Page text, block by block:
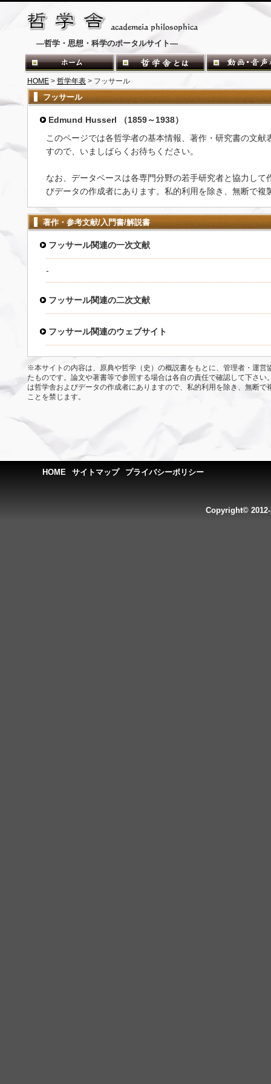
―哲学・思想・科学のポータルサイト―
HOME > 哲学年表 > フッサール
フッサール
Edmund Husserl （1859～1938）
このページでは各哲学者の基本情報、著作・研究書の文
すので、いましばらくお待ちください。
なお、データベースは各専門分野の若手研究者と協力し
びデータの作成者にあります。私的利用を除き、無断で複
著作・参考文献/入門書/解説書
フッサール関連の一次文献
-
フッサール関連の二次文献
フッサール関連のウェブサイト
※本サイトの内容は、原典や哲学（史）の概説書をもとに、管理者・運営
たものです。論文や著書等で参照する場合は各自の責任で確認して下さい
は哲学舎およびデータの作成者にありますので、私的利用を除き、無断で
ことを禁じます。
HOME サイトマップ プライバシーポリシー
Copyright©